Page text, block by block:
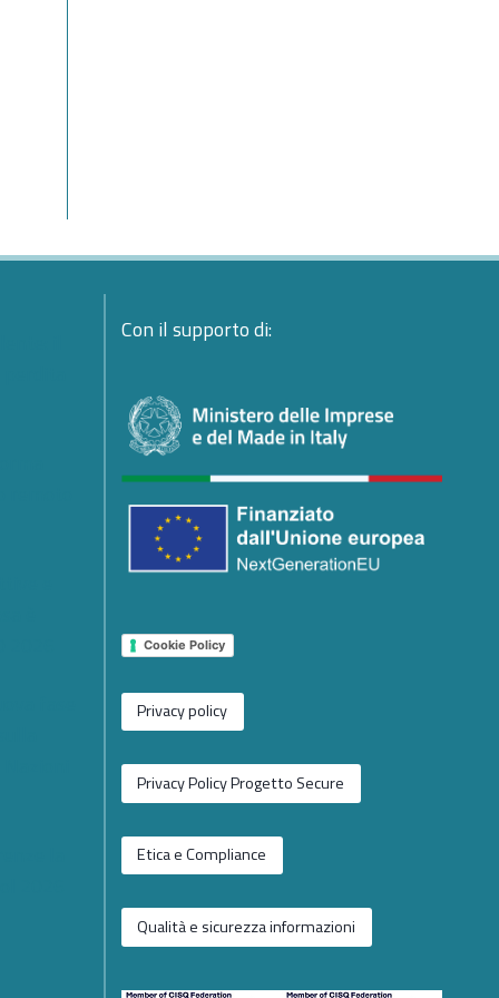
Con il supporto di:
Cookie Policy
Privacy policy
Privacy Policy Progetto Secure
Etica e Compliance
Qualità e sicurezza informazioni